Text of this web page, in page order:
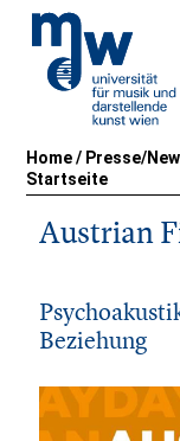
Home/ Presse/
Startseite
Austrian
Beziehung